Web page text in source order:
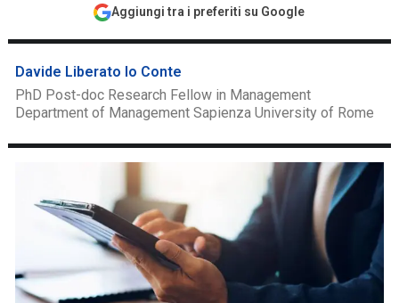
Aggiungi tra i preferiti su Google
Davide Liberato lo Conte
PhD Post-doc Research Fellow in Management
Department of Management Sapienza University of Rome